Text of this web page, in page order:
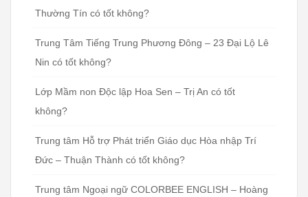
Thường Tín có tốt không?
Trung Tâm Tiếng Trung Phương Đông – 23 Đại Lộ Lê
Nin có tốt không?
Lớp Mầm non Độc lập Hoa Sen – Trị An có tốt
không?
Trung tâm Hỗ trợ Phát triển Giáo dục Hòa nhập Trí
Đức – Thuận Thành có tốt không?
Trung tâm Ngoại ngữ COLORBEE ENGLISH – Hoàng